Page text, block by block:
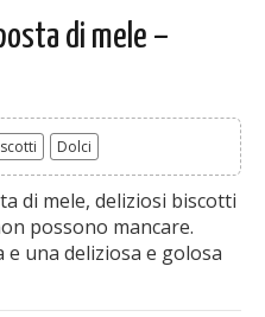
di mele –
Dolci
di mele, deliziosi biscotti
possono mancare.
una deliziosa e golosa